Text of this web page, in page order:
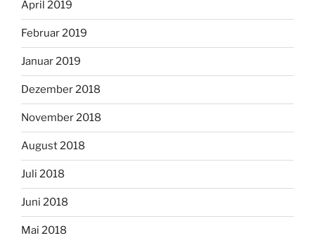
April 2019
Februar 2019
Januar 2019
Dezember 2018
November 2018
August 2018
Juli 2018
Juni 2018
Mai 2018